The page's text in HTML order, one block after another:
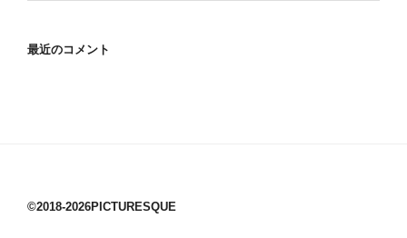
最近のコメント
©2018-2026PICTURESQUE